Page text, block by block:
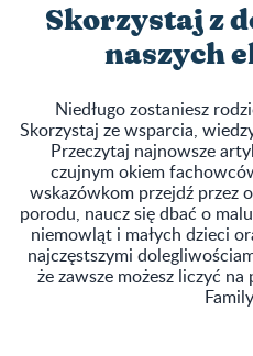
Skorzystaj z
naszych
Niedługo zostaniesz
Skorzystaj ze wsparcia,
Przeczytaj najnowsze
czujnym okiem
wskazówkom przejdź przez
porodu, naucz się dbać o
niemowląt i małych dzieci
najczęstszymi
że zawsze możesz liczyć